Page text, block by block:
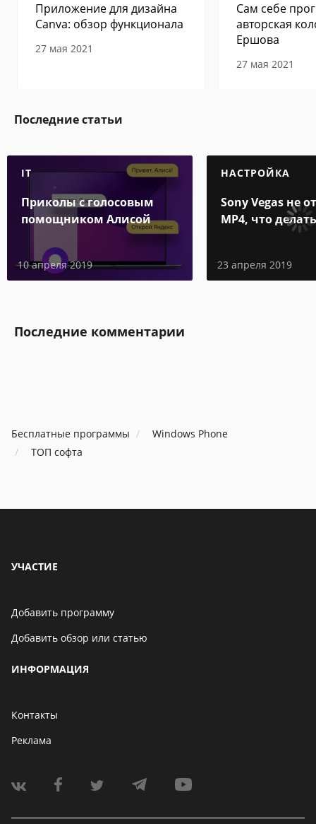
Приложение для дизайна
Canva: обзор функционала
27 мая 2021
Сам себе
авторская
Ершова
27 мая 2021
Последние статьи
IT
Приколы с голосовым
помощником Алисой
10 апреля 2019
НАСТРОЙКА
Sony Vegas не
MP4, что
23 апреля 2019
Последние комментарии
Бесплатные программы
Windows Phone
ТОП софта
УЧАСТИЕ
Добавить программу
Добавить обзор или статью
ИНФОРМАЦИЯ
Контакты
Реклама